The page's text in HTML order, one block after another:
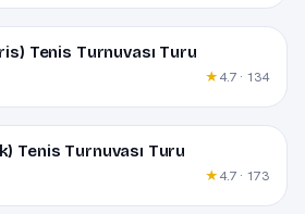
Tenis Turnuvası Turu
★4.7 · 134
Tenis Turnuvası Turu
★4.7 · 173